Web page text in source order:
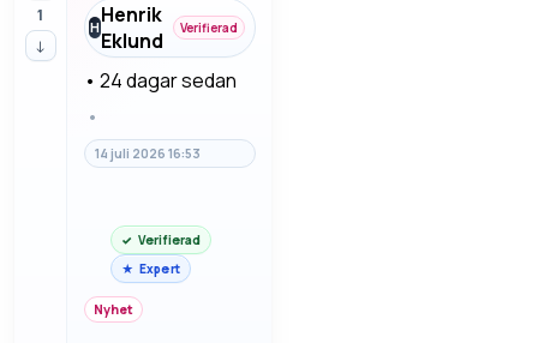
1
↓
HHenrik
Eklund
Verifierad
• 24 dagar sedan
•
14 juli 2026 16:53
Verifierad
Expert
Nyhet